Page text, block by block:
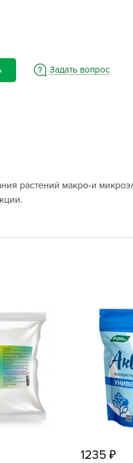
Forte
Group
Boom
Green
Задать вопрос
растений макро-и
1235